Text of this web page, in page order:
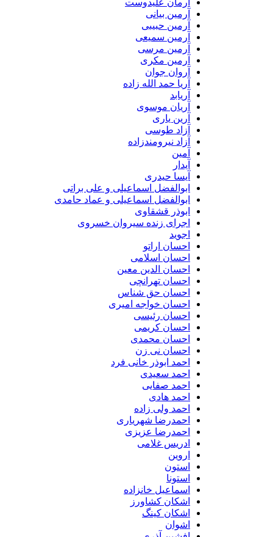
آرمان علیدوست
آرمین بیانی
آرمین حبیبی
آرمین سمیعی
آرمین مرسی
آرمین مکری
آروان جوان
آریا حمد الله زاده
آریان موسوی
آرین یاری
آزاد طوسی
آزاد نیرومندزاده
آیسا حیدری
ابوالفضل اسماعیلی و علی براتی
ابوالفضل اسماعیلی و عماد حامدی
ابوذر قشقاوی
اجرای زنده سیروان خسروی
احسان اراتو
احسان اسلامی
احسان الدین معین
احسان تهرانچی
احسان حق شناس
احسان خواجه امیری
احسان رئیسی
احسان کریمی
احسان محمدی
احسان نی زن
احمد ابوذر خانی فرد
احمد سعیدی
احمد صفایی
احمد هادی
احمد ولی زاده
احمدرضا شهریاری
احمدرضا عزیزی
ادریس غلامی
اسماعیل خانزاده
اشکان کشاورز
اشکان کینگ